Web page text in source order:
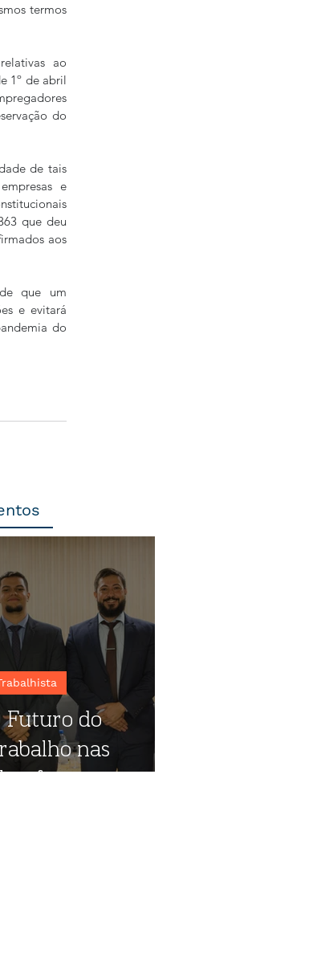
termos
ao
1º de abril
do
de tais
e
que deu
aos
que um
e evitará
do
Futuro do
nas